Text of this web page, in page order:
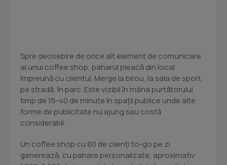
Spre deosebire de orice alt element de comunicare
al unui coffee shop, paharul pleacă din local
împreună cu clientul. Merge la birou, la sala de sport,
pe stradă, în parc. Este vizibil în mâna purtătorului
timp de 15-40 de minute în spații publice unde alte
forme de publicitate nu ajung sau costă
considerabil.
Un coffee shop cu 80 de clienți to-go pe zi
generează, cu pahare personalizate, aproximativ